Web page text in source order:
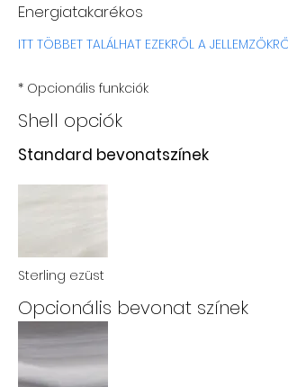
Energiatakarékos
ITT TÖBBET TALÁLHAT EZEKRŐL A JELLEMZŐKRŐL
* Opcionális funkciók
Shell opciók
Standard bevonatszínek
Sterling ezüst
Opcionális bevonat színek